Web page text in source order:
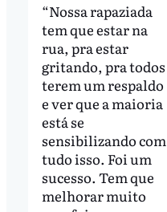
“Nossa rapaziada
tem que estar na
rua, pra estar
gritando, pra todos
terem um respaldo
e ver que a maioria
está se
sensibilizando com
tudo isso. Foi um
sucesso. Tem que
melhorar muito